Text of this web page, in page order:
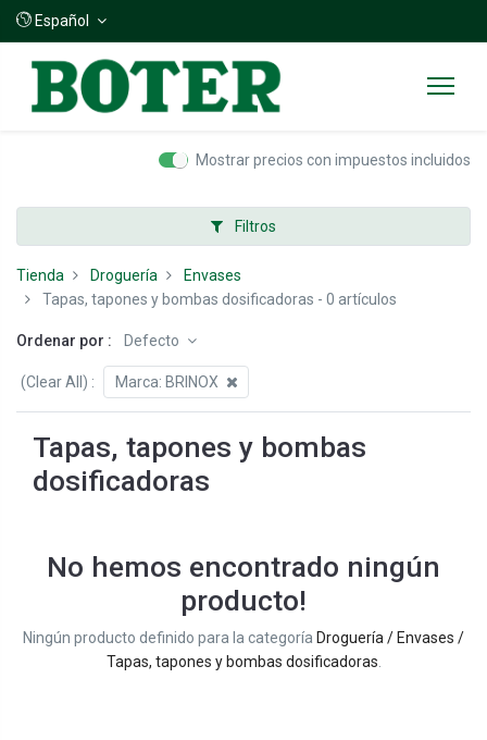
Español
Mostrar precios con impuestos incluidos
Filtros
Tienda Droguería
Envases
Tapas, tapones y bombas dosificadoras - 0 artículos
Ordenar por : Defecto
(Clear All) : Marca: BRINOX
Tapas, tapones y bombas
dosificadoras
No hemos encontrado ningún
producto!
Ningún producto definido para la categoría Droguería / Envases /
Tapas, tapones y bombas dosificadoras.